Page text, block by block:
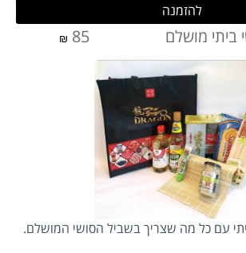
להזמנה
ביתי מושלם 85 ₪
עם כל מה שצריך בשביל הסושי המושלם.